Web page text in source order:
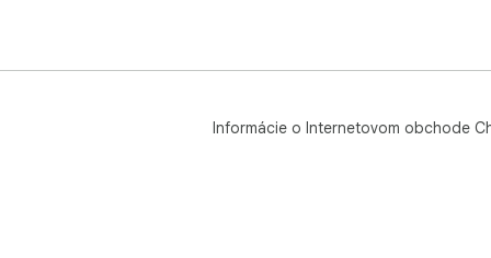
Informácie o Internetovom obchode